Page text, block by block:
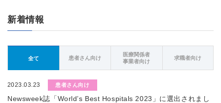
新着情報
全て 患者さん向け
医療関係者
事業者向け
求職者向け
2023.03.23 患者さん向け
Newsweek誌「World’s Best Hospitals 2023」に選出されまし